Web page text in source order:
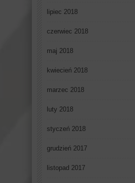
lipiec 2018
czerwiec 2018
maj 2018
kwiecień 2018
marzec 2018
luty 2018
styczeń 2018
grudzień 2017
listopad 2017